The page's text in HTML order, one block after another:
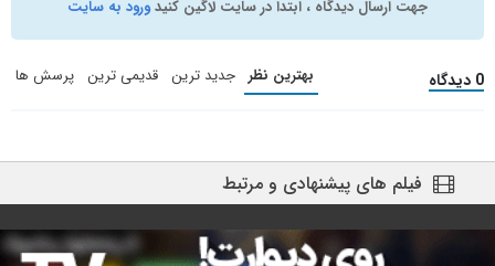
جهت ارسال دیدگاه ، ابتدا در سایت لاگین کنیدورود به سایت
0 دیدگاه بهترین نظر جدید ترین قدیمی ترین پرسش ها
فیلم های پیشنهادی و مرتبط